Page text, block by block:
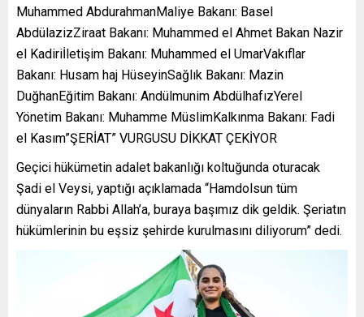
Muhammed AbdurahmanMaliye Bakanı: Basel
AbdülazizZiraat Bakanı: Muhammed el Ahmet Bakan Nazir
el Kadiriİletişim Bakanı: Muhammed el UmarVakıflar
Bakanı: Husam haj HüseyinSağlık Bakanı: Mazin
DuğhanEğitim Bakanı: Andülmunim AbdülhafızYerel
Yönetim Bakanı: Muhamme MüslimKalkınma Bakanı: Fadi
el Kasım”ŞERİAT” VURGUSU DİKKAT ÇEKİYOR
Geçici hükümetin adalet bakanlığı koltuğunda oturacak
Şadi el Veysi, yaptığı açıklamada “Hamdolsun tüm
dünyaların Rabbi Allah’a, buraya başımız dik geldik. Şeriatın
hükümlerinin bu eşsiz şehirde kurulmasını diliyorum” dedi.